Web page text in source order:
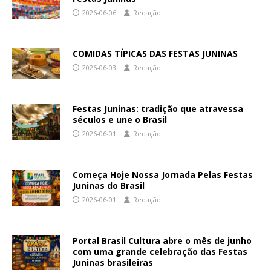
2026-06-06 Redação
COMIDAS TÍPICAS DAS FESTAS JUNINAS
2026-06-03 Redação
Festas Juninas: tradição que atravessa
séculos e une o Brasil
2026-06-01 Redação
Começa Hoje Nossa Jornada Pelas Festas
Juninas do Brasil
2026-06-01 Redação
Portal Brasil Cultura abre o mês de junho
com uma grande celebração das Festas
Juninas brasileiras